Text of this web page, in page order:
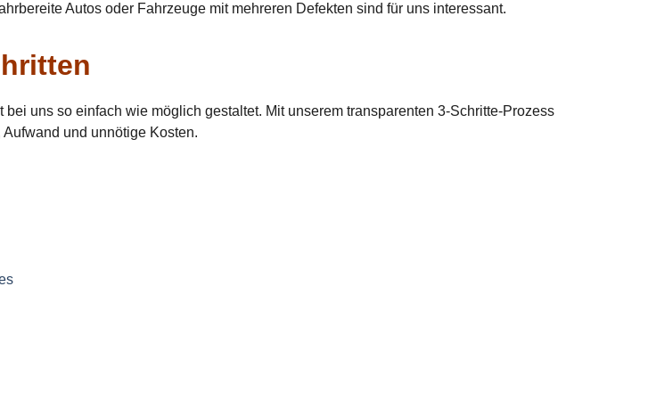
Autos oder Fahrzeuge mit mehreren Defekten sind für uns interessant.
uns so einfach wie möglich gestaltet. Mit unserem transparenten 3-Schritte-Prozess
und unnötige Kosten.